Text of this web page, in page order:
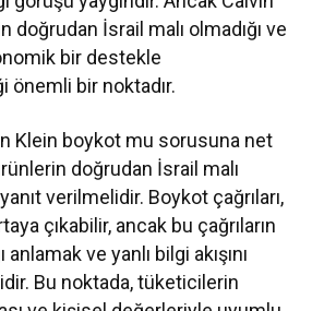
doğrudan İsrail malı olmadığı ve
bir destekle
önemli bir noktadır.
Klein boykot mu sorusuna net
doğrudan İsrail malı
verilmelidir. Boykot çağrıları,
çıkabilir, ancak bu çağrıların
anlamak ve yanlı bilgi akışını
Bu noktada, tüketicilerin